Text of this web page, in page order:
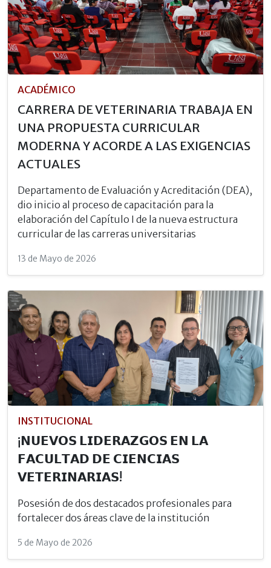
ACADÉMICO
CARRERA DE VETERINARIA TRABAJA EN
UNA PROPUESTA CURRICULAR
MODERNA Y ACORDE A LAS EXIGENCIAS
ACTUALES
Departamento de Evaluación y Acreditación (DEA),
dio inicio al proceso de capacitación para la
elaboración del Capítulo I de la nueva estructura
curricular de las carreras universitarias
13 de Mayo de 2026
INSTITUCIONAL
¡𝗡𝗨𝗘𝗩𝗢𝗦 𝗟𝗜𝗗𝗘𝗥𝗔𝗭𝗚𝗢𝗦 𝗘𝗡 𝗟𝗔
𝗙𝗔𝗖𝗨𝗟𝗧𝗔𝗗 𝗗𝗘 𝗖𝗜𝗘𝗡𝗖𝗜𝗔𝗦
𝗩𝗘𝗧𝗘𝗥𝗜𝗡𝗔𝗥𝗜𝗔𝗦!
Posesión de dos destacados profesionales para
fortalecer dos áreas clave de la institución
5 de Mayo de 2026